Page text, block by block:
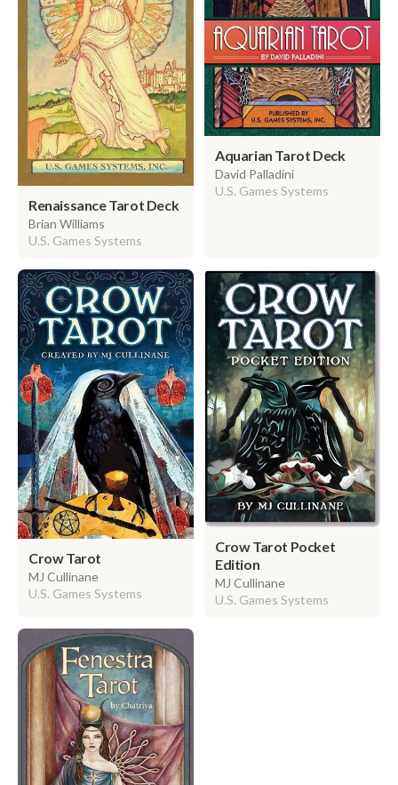
Renaissance Tarot Deck
Brian Williams
U.S. Games Systems
Aquarian Tarot Deck
David Palladini
U.S. Games Systems
Crow Tarot
MJ Cullinane
U.S. Games Systems
Crow Tarot Pocket
Edition
MJ Cullinane
U.S. Games Systems